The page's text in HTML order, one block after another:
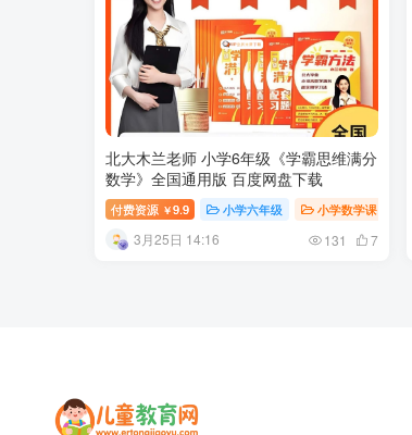
北大木兰老师 小学6年级《学霸思维满分
数学》全国通用版 百度网盘下载
付费资源 ￥9.9 小学六年级 小学数学课
3月25日 14:16 131 7